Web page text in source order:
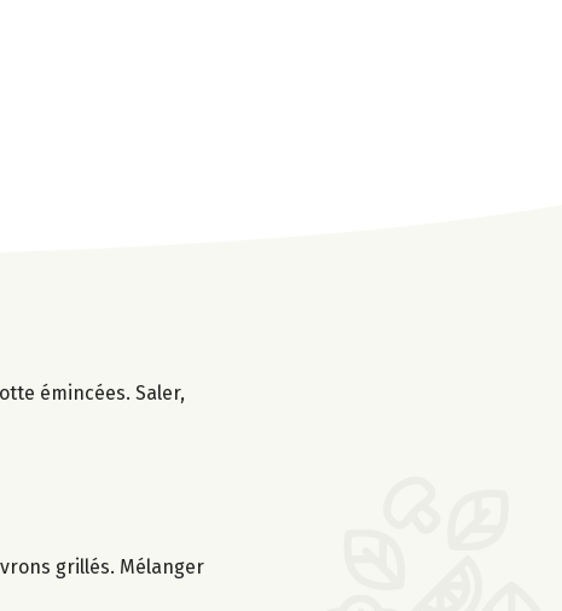
émincées. Saler,
grillés. Mélanger